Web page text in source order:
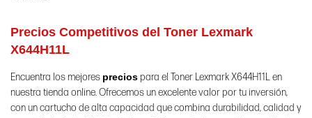
Precios Competitivos del Toner Lexmark
X644H11L
Encuentra los mejores precios para el Toner Lexmark X644H11L en
nuestra tienda online. Ofrecemos un excelente valor por tu inversión,
con un cartucho de alta capacidad que combina durabilidad, calidad y